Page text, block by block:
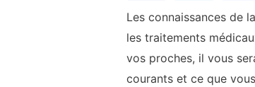
Les connaissances de
les traitements
vos proches, il vous
courants et ce que